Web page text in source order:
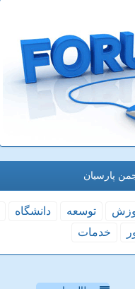
پارسیان
توسعه دانشگاه
خدمات